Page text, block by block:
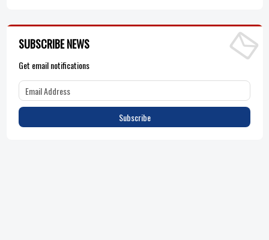
SUBSCRIBE NEWS
Get email notifications